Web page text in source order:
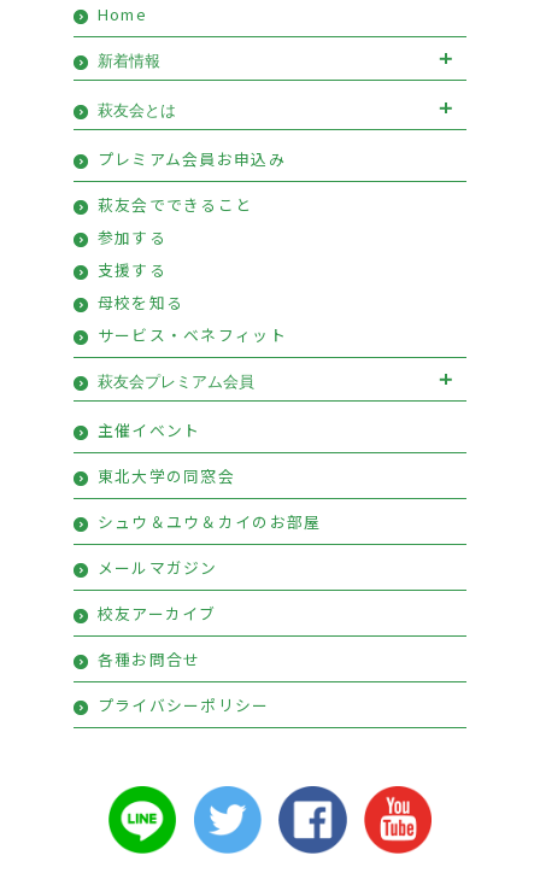
Home
新着情報
お知らせ
イベント
優待情報
活動報告
萩友会とは
会長挨拶
萩友会のご案内
プレミアム会員お申込み
萩友会でできること
参加する
支援する
母校を知る
サービス・ベネフィット
萩友会プレミアム会員
萩友会プレミアム会員お申込み
プレミアム会員特典
主催イベント
東北大学の同窓会
シュウ＆ユウ＆カイのお部屋
メールマガジン
校友アーカイブ
各種お問合せ
プライバシーポリシー